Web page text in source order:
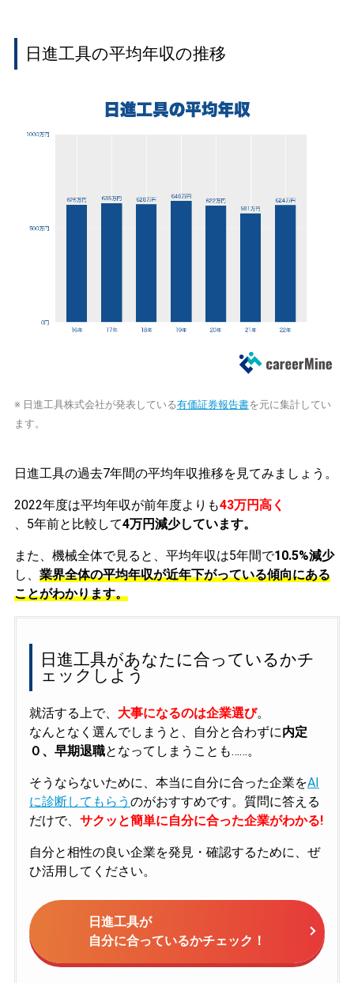
日進工具の平均年収の推移
※ 日進工具株式会社が発表している有価証券報告書を元に集計してい
ます。
日進工具の過去7年間の平均年収推移を見てみましょう。
2022年度は平均年収が前年度よりも43万円高く
、5年前と比較して4万円減少しています。
また、機械全体で見ると、平均年収は5年間で10.5%減少
し、 業界全体の平均年収が近年下がっている傾向にある
ことがわかります。
日進工具があなたに合っているかチ
ェックしよう
就活する上で、 大事になるのは企業選び。
なんとなく選んでしまうと、自分と合わずに内定
０、早期退職となってしまうことも……。
そうならないために、本当に自分に合った企業をAI
に診断してもらう のがおすすめです。質問に答える
だけで、 サクッと簡単に自分に合った企業がわかる!
自分と相性の良い企業を発見・確認するために、ぜ
ひ活用してください。
日進工具が
自分に合っているかチェック！